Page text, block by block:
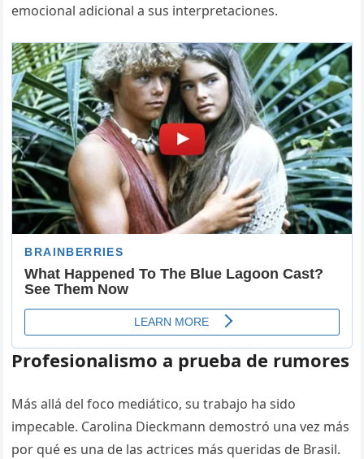
emocional adicional a sus interpretaciones.
Profesionalismo a prueba de rumores
Más allá del foco mediático, su trabajo ha sido
impecable. Carolina Dieckmann demostró una vez más
por qué es una de las actrices más queridas de Brasil.